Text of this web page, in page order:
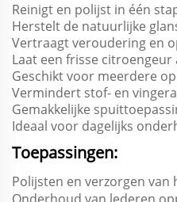
Reinigt en polijst in één
Herstelt de natuurlijke
Vertraagt veroudering en
Laat een frisse citroengeur
Geschikt voor meerdere
Vermindert stof- en
Gemakkelijke
Ideaal voor dagelijks
Toepassingen:
Polijsten en verzorgen van